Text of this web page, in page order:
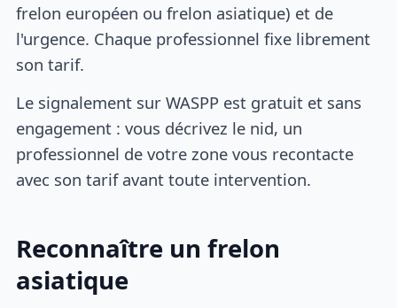
frelon européen ou frelon asiatique) et de
l'urgence. Chaque professionnel fixe librement
son tarif.
Le signalement sur WASPP est gratuit et sans
engagement : vous décrivez le nid, un
professionnel de votre zone vous recontacte
avec son tarif avant toute intervention.
Reconnaître un frelon
asiatique